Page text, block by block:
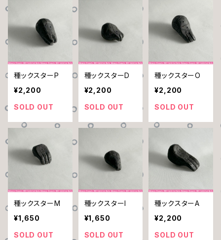
種ックスターP
¥2,200
SOLD OUT
種ックスターD
¥2,200
SOLD OUT
種ックスターO
¥2,200
SOLD OUT
種ックスターM
¥1,650
SOLD OUT
種ックスターI
¥1,650
SOLD OUT
種ックスターA
¥2,200
SOLD OUT